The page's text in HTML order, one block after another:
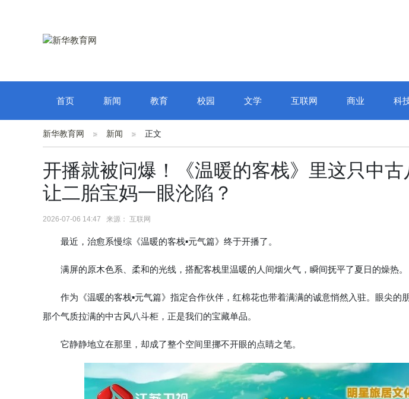
首页 新闻 教育 校园 文学 互联网 商业 科
新华教育网 新闻 正文
开播就被问爆！《温暖的客栈》里这只中
让二胎宝妈一眼沦陷？
2026-07-06 14:47 来源： 互联网
最近，治愈系慢综《温暖的客栈▪元气篇》终于开播了。
满屏的原木色系、柔和的光线，搭配客栈里温暖的人间烟火气，瞬间抚平了夏日的燥热。
作为《温暖的客栈▪元气篇》指定合作伙伴，红棉花也带着满满的诚意悄然入驻。眼尖的
那个气质拉满的中古风八斗柜，正是我们的宝藏单品。
它静静地立在那里，却成了整个空间里挪不开眼的点睛之笔。